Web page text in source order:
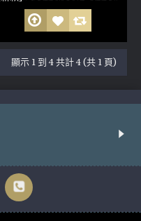
顯示 1 到 4 共計 4 (共 1 頁)